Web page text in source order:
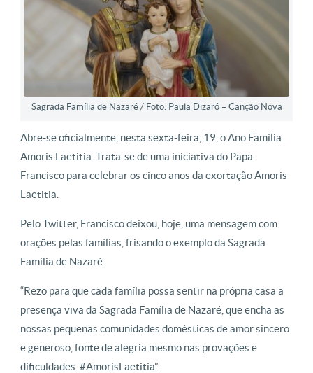
Sagrada Família de Nazaré / Foto: Paula Dizaró – Canção Nova
Abre-se oficialmente, nesta sexta-feira, 19, o Ano Família
Amoris Laetitia. Trata-se de uma iniciativa do Papa
Francisco para celebrar os cinco anos da exortação Amoris
Laetitia.
Pelo Twitter, Francisco deixou, hoje, uma mensagem com
orações pelas famílias, frisando o exemplo da Sagrada
Família de Nazaré.
“Rezo para que cada família possa sentir na própria casa a
presença viva da Sagrada Família de Nazaré, que encha as
nossas pequenas comunidades domésticas de amor sincero
e generoso, fonte de alegria mesmo nas provações e
dificuldades. #AmorisLaetitia”.